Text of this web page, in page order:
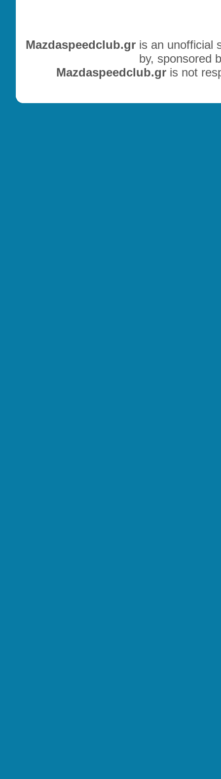
Mazdaspeedclub.gris an unofficial
by, sponsored
Mazdaspeedclub.gris not